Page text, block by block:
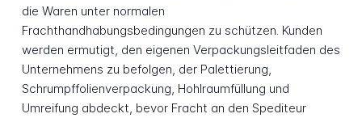
die Waren unter normalen
Frachthandhabungsbedingungen zu schützen. Kunden
werden ermutigt, den eigenen Verpackungsleitfaden des
Unternehmens zu befolgen, der Palettierung,
Schrumpffolienverpackung, Hohlraumfüllung und
Umreifung abdeckt, bevor Fracht an den Spediteur